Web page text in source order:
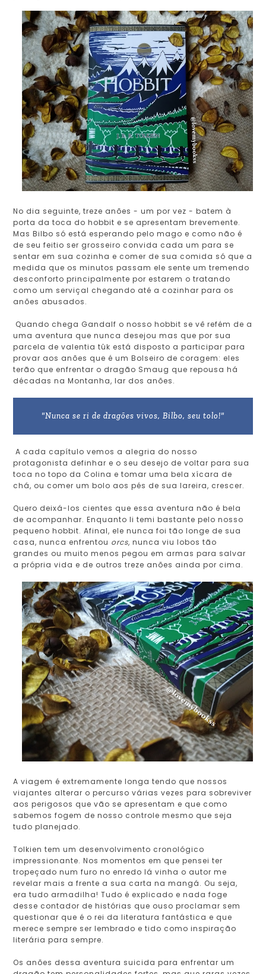
No dia seguinte, treze anões - um por vez - batem à
porta da toca do hobbit e se apresentam brevemente.
Mas Bilbo só está esperando pelo mago e como não é
de seu feitio ser grosseiro convida cada um para se
sentar em sua cozinha e comer de sua comida só que a
medida que os minutos passam ele sente um tremendo
desconforto principalmente por estarem o tratando
como um serviçal chegando até a cozinhar para os
anões abusados.
Quando chega Gandalf o nosso hobbit se vê refém de a
uma aventura que nunca desejou mas que por sua
parcela de valentia tûk está disposto a participar para
provar aos anões que é um Bolseiro de coragem: eles
terão que enfrentar o dragão Smaug que repousa há
décadas na Montanha, lar dos anões.
"Nunca se ri de dragões vivos, Bilbo, seu tolo!"
A cada capítulo vemos a alegria do nosso
protagonista definhar e o seu desejo de voltar para sua
toca no topo da Colina e tomar uma bela xícara de
chá, ou comer um bolo aos pés de sua lareira, crescer.
Quero deixá-los cientes que essa aventura não é bela
de acompanhar. Enquanto li temi bastante pelo nosso
pequeno hobbit. Afinal, ele nunca foi tão longe de sua
casa, nunca enfrentou orcs, nunca viu lobos tão
grandes ou muito menos pegou em armas para salvar
a própria vida e de outros treze anões ainda por cima.
A viagem é extremamente longa tendo que nossos
viajantes alterar o percurso várias vezes para sobreviver
aos perigosos que vão se apresentam e que como
sabemos fogem de nosso controle mesmo que seja
tudo planejado.
Tolkien tem um desenvolvimento cronológico
impressionante. Nos momentos em que pensei ter
tropeçado num furo no enredo lá vinha o autor me
revelar mais a frente a sua carta na mangá. Ou seja,
era tudo armadilha! Tudo é explicado e nada foge
desse contador de histórias que ouso proclamar sem
questionar que é o rei da literatura fantástica e que
merece sempre ser lembrado e tido como inspiração
literária para sempre.
Os anões dessa aventura suicida para enfrentar um